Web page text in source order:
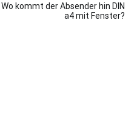
Wo kommt der Absender hin DIN
a4 mit Fenster?